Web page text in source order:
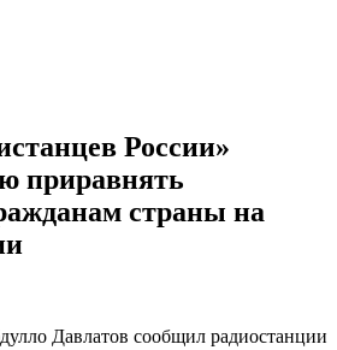
России»
приравнять
страны на
Давлатов сообщил радиостанции